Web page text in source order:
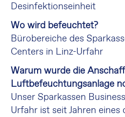
Desinfektionseinheit
Wo wird befeuchtet?
Bürobereiche des
Centers in Linz-Urfahr
Warum wurde die
Luftbefeuchtungsanlage
Unser Sparkassen
Urfahr ist seit Jahren eines